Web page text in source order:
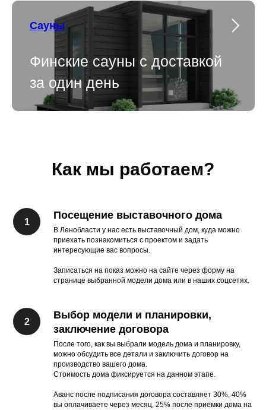
Сауны
Финские сауны с доставкой
за один день
Как мы работаем?
Посещение выставочного дома
В Ленобласти у нас есть выставочный дом, куда можно
приехать познакомиться с проектом и задать
интересующие вас вопросы.
Записаться на показ можно на сайте через форму на
странице выбранной модели дома или в наших соцсетях.
Выбор модели и планировки,
заключение договора
После того, как вы выбрали модель дома и планировку,
можно обсудить все детали и заключить договор на
производство вашего дома.
Стоимость дома фиксируется на данном этапе.
Аванс после подписания договора составляет 30%, 40%
вы оплачиваете через месяц, 25% после приёмки дома на